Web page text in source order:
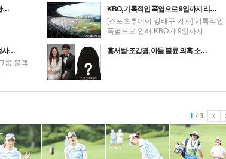
…
사…
룹 블랙
KBO, 기록적인 폭염으로 9일까지 리…
[스포츠투데이 강태구 기자] 기록적인
폭염으로 인해 KBO가 9일까지…
홍서범·조갑경, 아들 불륜 의혹 소…
1 / 3